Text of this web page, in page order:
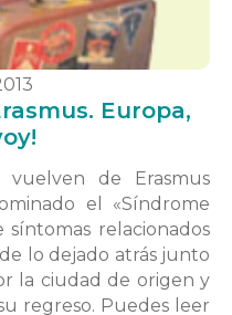
Europa,
vuelven de Erasmus
el «Síndrome
síntomas relacionados
lo dejado atrás junto
la ciudad de origen y
regreso. Puedes leer